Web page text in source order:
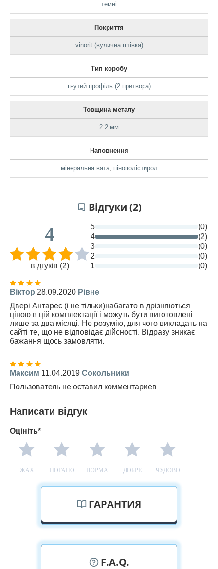
темні
Покриття
vinorit (вулична плівка)
Тип коробу
гнутий профіль (2 притвора)
Товщина металу
2.2 мм
Наповнення
мінеральна вата, пінополістирол
Відгуки (2)
4
відгуків (2)
5
(0)
4
(2)
3
(0)
2
(0)
1
(0)
Віктор 28.09.2020 Рівне
Двері Антарес (і не тільки)набагато відрізняються
ціною в цій комплектації і можуть бути виготовлені
лише за два місяці. Не розумію, для чого викладать на
сайті те, що не відповідає дійсності. Відразу зникає
бажання щось замовляти.
Максим 11.04.2019 Сокольники
Пользователь не оставил комментариев
Написати відгук
Оцініть*
ЖАХ ПОГАНО НОРМА ДОБРЕ ЧУДОВО
ГАРАНТИЯ
F.A.Q.